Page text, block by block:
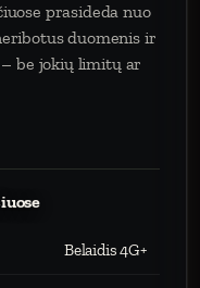
prasideda nuo
duomenis ir
be jokių limitų ar
Belaidis 4G+